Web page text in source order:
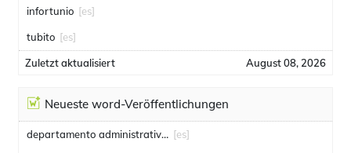
infortunio [es]
tubito [es]
Zuletzt aktualisiert August 08, 2026
Neueste word-Veröffentlichungen
departamento administrativo de seguridad [es]